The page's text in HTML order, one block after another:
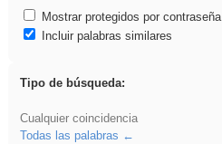
Mostrar protegidos por contraseña
Incluir palabras similares
Tipo de búsqueda:
Cualquier coincidencia
Todas las palabras